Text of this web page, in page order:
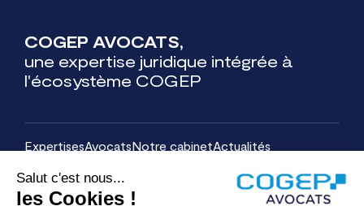
COGEP AVOCATS,
une expertise juridique intégrée à
l'écosystème COGEP
ExpertisesAvocatsNotre cabinetActualités